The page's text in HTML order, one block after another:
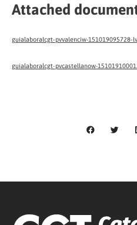
Attached
guialaboralcgt-pvvalenciw-151019095728-
guialaboralcgt-pvcastellanow-